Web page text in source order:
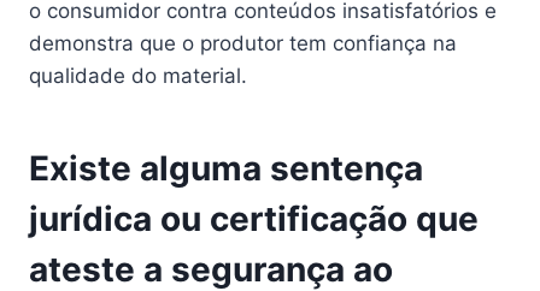
o consumidor contra conteúdos insatisfatórios e
demonstra que o produtor tem confiança na
qualidade do material.
Existe alguma sentença
jurídica ou certificação que
ateste a segurança ao